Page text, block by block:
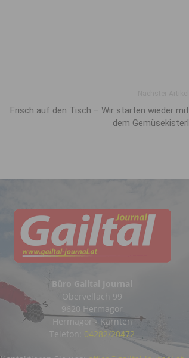
Frisch auf den Tisch – Wir starten wieder mit
dem Gemüsekisterl
Büro Gailtal Journal
Obervellach 99
9620 Hermagor
Hermagor - Kärnten
Telefon: 04282/20472